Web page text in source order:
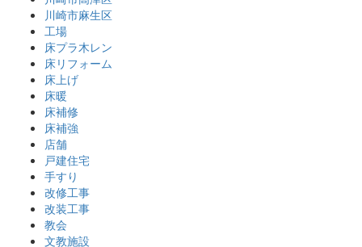
川崎市麻生区
工場
床プラ木レン
床リフォーム
床上げ
床暖
床補修
床補強
店舗
戸建住宅
手すり
改修工事
改装工事
教会
文教施設